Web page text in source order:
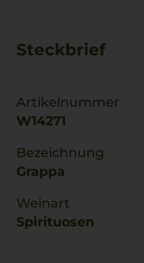
Steckbrief
Artikelnummer
W14271
Bezeichnung
Grappa
Weinart
Spirituosen